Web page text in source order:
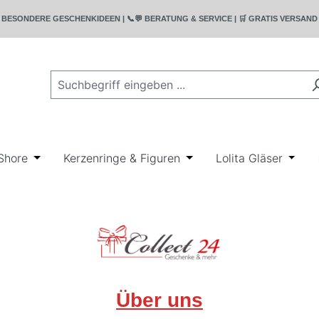
GESCHENKIDEEN | 📞💬 BERATUNG & SERVICE | 🛒 GRATIS
Bullyland
der Kategorie Disney
Schließe das Dropdown der Kategorie Geschenkideen
Öffne oder Schließe das Dropdown der Kategorie
Kerzenringe & Figuren Öffne oder Schließe
Lolita Gläser
Über uns